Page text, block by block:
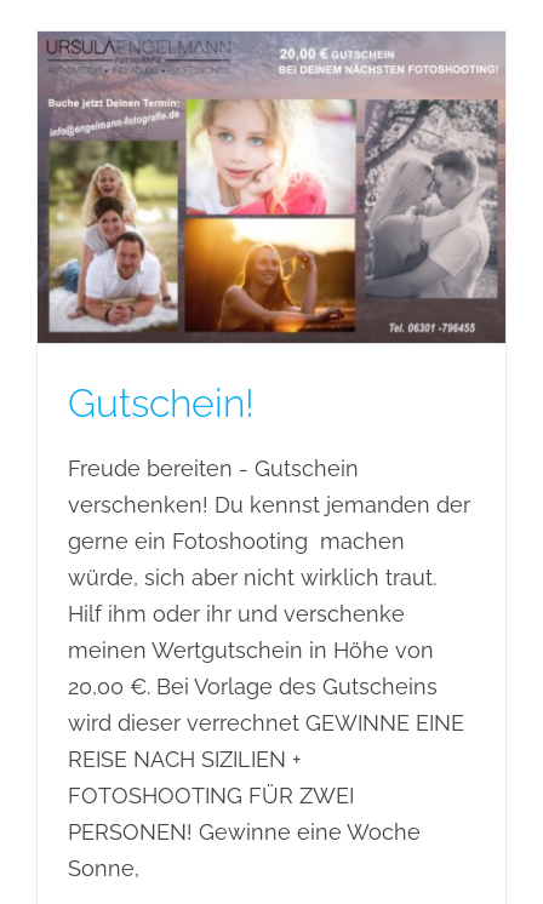
Gutschein!
Gutschein!
Freude bereiten - Gutschein
verschenken! Du kennst jemanden der
gerne ein Fotoshooting machen
würde, sich aber nicht wirklich traut.
Hilf ihm oder ihr und verschenke
meinen Wertgutschein in Höhe von
20,00 €. Bei Vorlage des Gutscheins
wird dieser verrechnet GEWINNE EINE
REISE NACH SIZILIEN +
FOTOSHOOTING FÜR ZWEI
PERSONEN! Gewinne eine Woche
Sonne,